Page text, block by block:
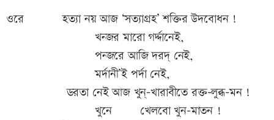
ওরে হত্যা নয় আজ ‘সত্যাগ্রহ’ শক্তির উদবোধন !
খন্জর মারো গর্দ্দানেই,
পন্জরে আজি দরদ্ নেই,
মর্দানী’ই পর্দা নেই,
ডরতা নেই আজ খুন্-খারাবীতে রক্ত-লুব্ধ-মন !
খুনে খেলবো খুন-মাতন !